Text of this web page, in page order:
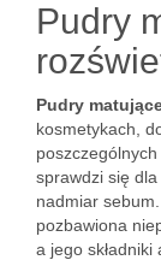
Pudry
Pudry
kosmetykach,
poszczególnych
sprawdzi się
nadmiar
pozbawiona
a jego składniki